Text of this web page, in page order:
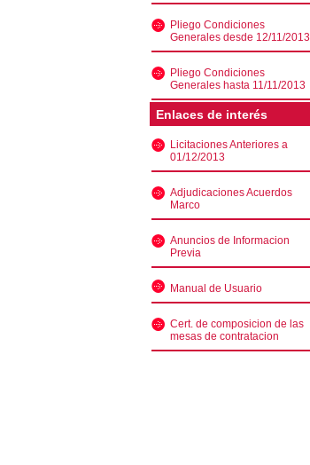
Pliego Condiciones
Generales desde 12/11/2013
Pliego Condiciones
Generales hasta 11/11/2013
Enlaces de interés
Licitaciones Anteriores a
01/12/2013
Adjudicaciones Acuerdos
Marco
Anuncios de Informacion
Previa
Manual de Usuario
Cert. de composicion de las
mesas de contratacion